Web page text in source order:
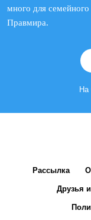
много для
Правмира.
На
Рассылка О
Друзья